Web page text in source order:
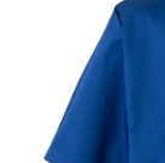
% OUTLET